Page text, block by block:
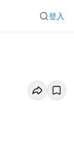
登入